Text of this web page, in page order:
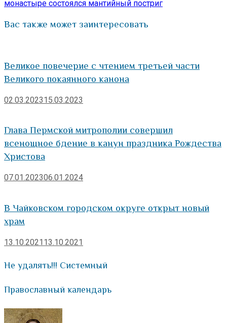
монастыре состоялся мантийный постриг
Вас также может заинтересовать
Великое повечерие с чтением третьей части
Великого покаянного канона
02.03.202315.03.2023
Глава Пермской митрополии совершил
всенощное бдение в канун праздника Рождества
Христова
07.01.202306.01.2024
В Чайковском городском округе открыт новый
храм
13.10.2021 13.10.2021
Не удалять!!! Системный
Православный календарь